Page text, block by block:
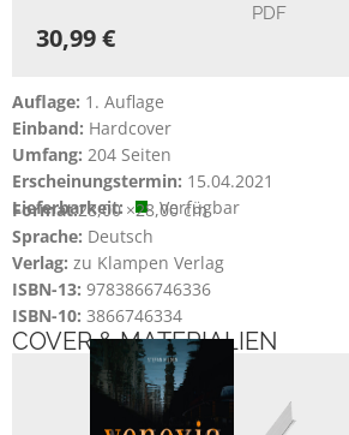
PDF
30,99 €
Auflage: 1. Auflage
Einband: Hardcover
Umfang: 204 Seiten
Erscheinungstermin: 15.04.2021
Lieferbarkeit:
Verfügbar
Format:28,00 ×28,00 cm
Sprache: Deutsch
Verlag: zu Klampen Verlag
ISBN-13: 9783866746336
ISBN-10: 3866746334
COVER & MATERIALIEN